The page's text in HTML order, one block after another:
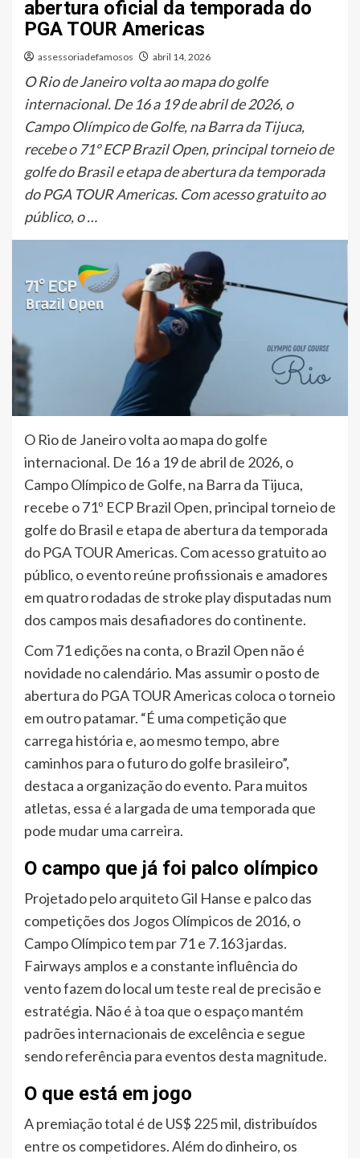
abertura oficial da temporada do
PGA TOUR Americas
assessoriadefamosos abril 14, 2026
O Rio de Janeiro volta ao mapa do golfe
internacional. De 16 a 19 de abril de 2026, o
Campo Olímpico de Golfe, na Barra da Tijuca,
recebe o 71º ECP Brazil Open, principal torneio de
golfe do Brasil e etapa de abertura da temporada
do PGA TOUR Americas. Com acesso gratuito ao
público, o …
O Rio de Janeiro volta ao mapa do golfe
internacional. De 16 a 19 de abril de 2026, o
Campo Olímpico de Golfe, na Barra da Tijuca,
recebe o 71º ECP Brazil Open, principal torneio de
golfe do Brasil e etapa de abertura da temporada
do PGA TOUR Americas. Com acesso gratuito ao
público, o evento reúne profissionais e amadores
em quatro rodadas de stroke play disputadas num
dos campos mais desafiadores do continente.
Com 71 edições na conta, o Brazil Open não é
novidade no calendário. Mas assumir o posto de
abertura do PGA TOUR Americas coloca o torneio
em outro patamar. “É uma competição que
carrega história e, ao mesmo tempo, abre
caminhos para o futuro do golfe brasileiro”,
destaca a organização do evento. Para muitos
atletas, essa é a largada de uma temporada que
pode mudar uma carreira.
O campo que já foi palco olímpico
Projetado pelo arquiteto Gil Hanse e palco das
competições dos Jogos Olímpicos de 2016, o
Campo Olímpico tem par 71 e 7.163 jardas.
Fairways amplos e a constante influência do
vento fazem do local um teste real de precisão e
estratégia. Não é à toa que o espaço mantém
padrões internacionais de excelência e segue
sendo referência para eventos desta magnitude.
O que está em jogo
A premiação total é de US$ 225 mil, distribuídos
entre os competidores. Além do dinheiro, os